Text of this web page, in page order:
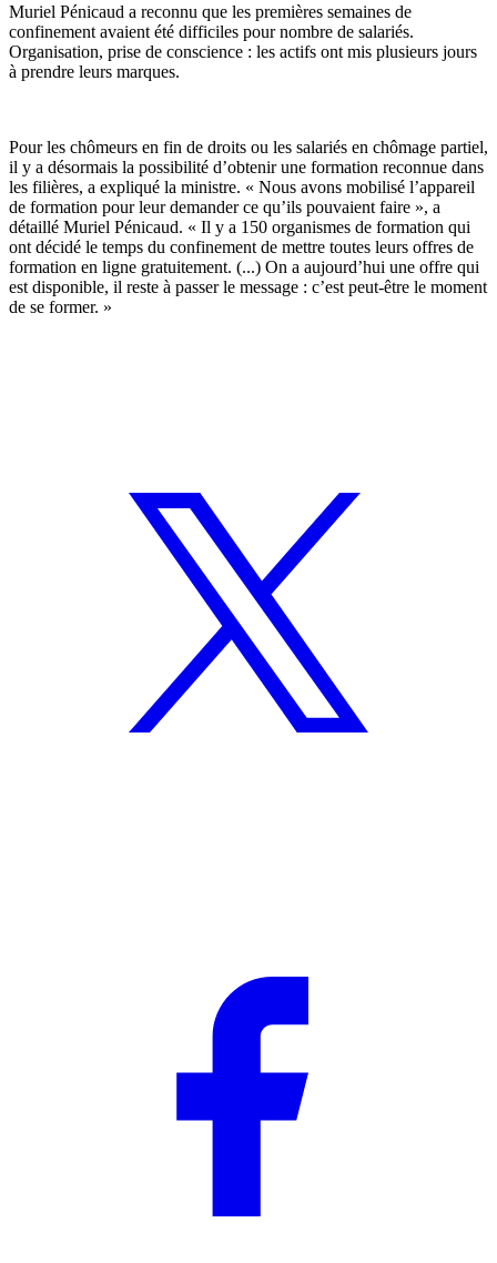
Muriel Pénicaud a reconnu que les premières semaines de
confinement avaient été difficiles pour nombre de salariés.
Organisation, prise de conscience : les actifs ont mis plusieurs jours
à prendre leurs marques.
Pour les chômeurs en fin de droits ou les salariés en chômage partiel,
il y a désormais la possibilité d’obtenir une formation reconnue dans
les filières, a expliqué la ministre. « Nous avons mobilisé l’appareil
de formation pour leur demander ce qu’ils pouvaient faire », a
détaillé Muriel Pénicaud. « Il y a 150 organismes de formation qui
ont décidé le temps du confinement de mettre toutes leurs offres de
formation en ligne gratuitement. (...) On a aujourd’hui une offre qui
est disponible, il reste à passer le message : c’est peut-être le moment
de se former. »